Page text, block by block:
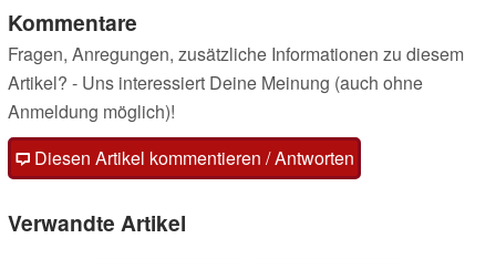
Kommentare
Fragen, Anregungen, zusätzliche Informationen zu diesem
Artikel? - Uns interessiert Deine Meinung (auch ohne
Anmeldung möglich)!
Diesen Artikel kommentieren / Antworten
Verwandte Artikel